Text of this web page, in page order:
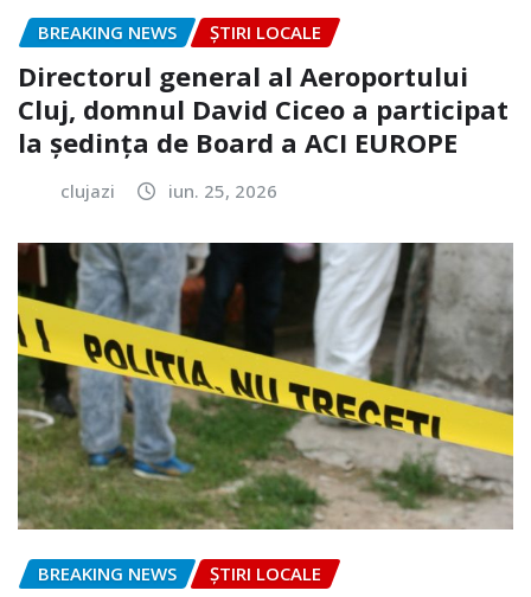
BREAKING NEWS ȘTIRI LOCALE
Directorul general al Aeroportului
Cluj, domnul David Ciceo a participat
la ședința de Board a ACI EUROPE
clujazi iun. 25, 2026
BREAKING NEWS ȘTIRI LOCALE